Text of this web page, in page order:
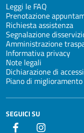
Leggi le FAQ
Prenotazione
Richiesta assistenza
Segnalazione
Amministrazione
Informativa privacy
Note legali
Dichiarazione di
Piano di
SEGUICI SU
Facebook